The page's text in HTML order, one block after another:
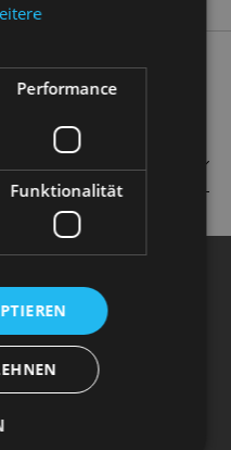
Performance
Funktionalität